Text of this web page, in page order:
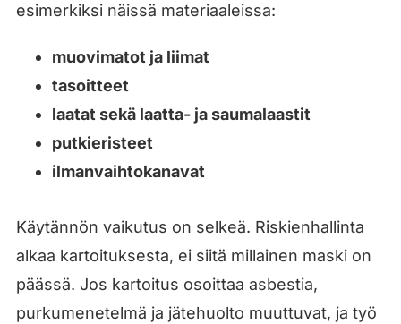
esimerkiksi näissä materiaaleissa:
muovimatot ja liimat
tasoitteet
laatat sekä laatta- ja saumalaastit
putkieristeet
ilmanvaihtokanavat
Käytännön vaikutus on selkeä. Riskienhallinta
alkaa kartoituksesta, ei siitä millainen maski on
päässä. Jos kartoitus osoittaa asbestia,
purkumenetelmä ja jätehuolto muuttuvat, ja työ